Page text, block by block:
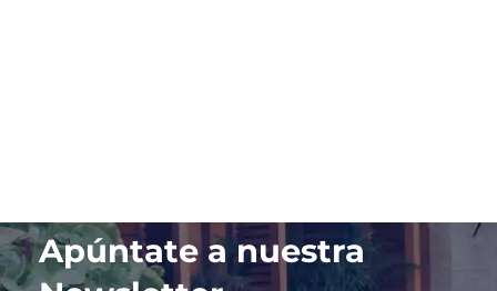
Apúntate a nuestra